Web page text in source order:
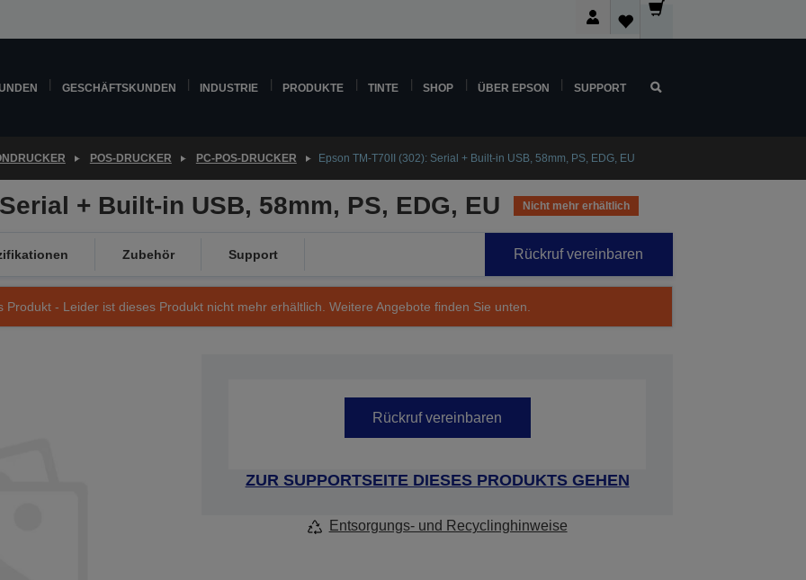
GESCHÄFTSKUNDEN INDUSTRIE PRODUKTE TINTE SHOP ÜBER EPSON SUPPORT
POS-DRUCKER PC-POS-DRUCKER Epson TM-T70II (302): Serial + Built-in USB, 58mm, PS, EDG, EU
+ Built-in USB, 58mm, PS, EDG, EU Nicht mehr erhältlich
Zubehör Support Rückruf vereinbaren
Produkt - Leider ist dieses Produkt nicht mehr erhältlich. Weitere Angebote finden Sie unten.
Rückruf vereinbaren
ZUR SUPPORTSEITE DIESES PRODUKTS GEHEN
Entsorgungs- und Recyclinghinweise